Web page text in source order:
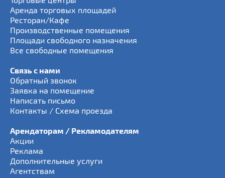
Аренда торговых площадей
Ресторан/Кафе
Производственные помещения
Площади свободного назначения
Все свободные помещения
Связь с нами
Обратный звонок
Заявка на помещение
Написать письмо
Контакты / Схема проезда
Арендаторам / Рекламодателям
Акции
Реклама
Дополнительные услуги
Агентствам